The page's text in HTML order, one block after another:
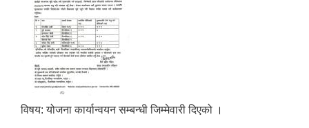
विषय: योजना कार्यान्वयन सम्बन्धी जिम्मेवारी दिएको ।